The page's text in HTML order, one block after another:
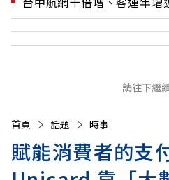
請往下繼
首頁 話題 時事
賦能消費者的支